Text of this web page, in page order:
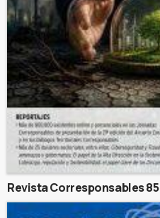
Revista Corresponsables 85